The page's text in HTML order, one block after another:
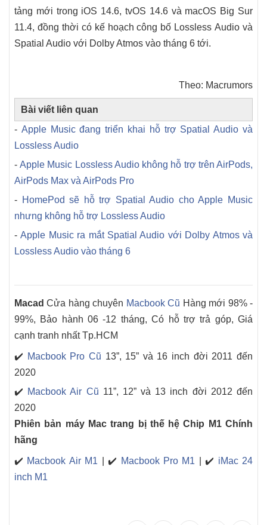
tảng mới trong iOS 14.6, tvOS 14.6 và macOS Big Sur
11.4, đồng thời có kế hoạch công bố Lossless Audio và
Spatial Audio với Dolby Atmos vào tháng 6 tới.
Theo: Macrumors
Bài viết liên quan
- Apple Music đang triển khai hỗ trợ Spatial Audio và
Lossless Audio
-Apple Music Lossless Audio không hỗ trợ trên AirPods,
AirPods Max và AirPods Pro
- HomePod sẽ hỗ trợ Spatial Audio cho Apple Music
nhưng không hỗ trợ Lossless Audio
-Apple Music ra mắt Spatial Audio với Dolby Atmos và
Lossless Audio vào tháng 6
Macad Cửa hàng chuyên Macbook Cũ Hàng mới 98% -
99%, Bảo hành 06 -12 tháng, Có hỗ trợ trả góp, Giá
cạnh tranh nhất Tp.HCM
✔️ Macbook Pro Cũ 13”, 15” và 16 inch đời 2011 đến
2020
✔️ Macbook Air Cũ 11”, 12” và 13 inch đời 2012 đến
2020
Phiên bản máy Mac trang bị thế hệ Chip M1 Chính
hãng
✔️ Macbook Air M1 | ✔️ Macbook Pro M1 | ✔️ iMac 24
inch M1